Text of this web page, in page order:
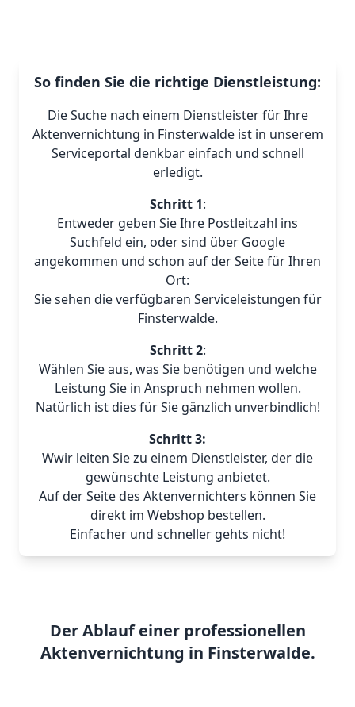
So finden Sie die richtige Dienstleistung:
Die Suche nach einem Dienstleister für Ihre
Aktenvernichtung in Finsterwalde ist in unserem
Serviceportal denkbar einfach und schnell
erledigt.
Schritt 1:
Entweder geben Sie Ihre Postleitzahl ins
Suchfeld ein, oder sind über Google
angekommen und schon auf der Seite für Ihren
Ort:
Sie sehen die verfügbaren Serviceleistungen für
Finsterwalde.
Schritt 2:
Wählen Sie aus, was Sie benötigen und welche
Leistung Sie in Anspruch nehmen wollen.
Natürlich ist dies für Sie gänzlich unverbindlich!
Schritt 3:
Wwir leiten Sie zu einem Dienstleister, der die
gewünschte Leistung anbietet.
Auf der Seite des Aktenvernichters können Sie
direkt im Webshop bestellen.
Einfacher und schneller gehts nicht!
Der Ablauf einer professionellen
Aktenvernichtung in Finsterwalde.